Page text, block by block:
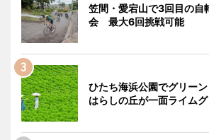
笠間・愛宕山で3回目の自
会 最大6回挑戦可能
ひたち海浜公園でグリー
はらしの丘が一面ライム